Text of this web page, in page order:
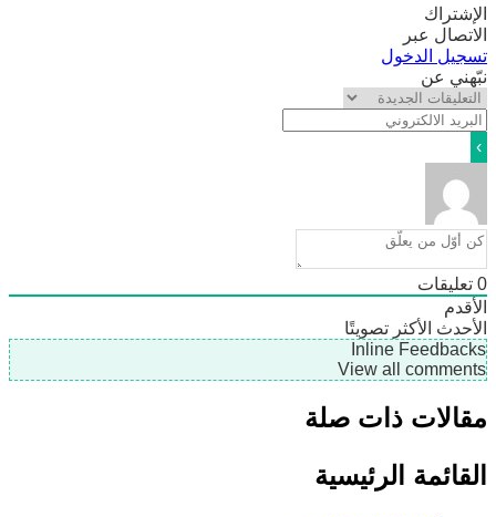
عبر
الدخول
عن
الأكثر تصويتًا
Inline
View all
ذات صلة
الرئيسية